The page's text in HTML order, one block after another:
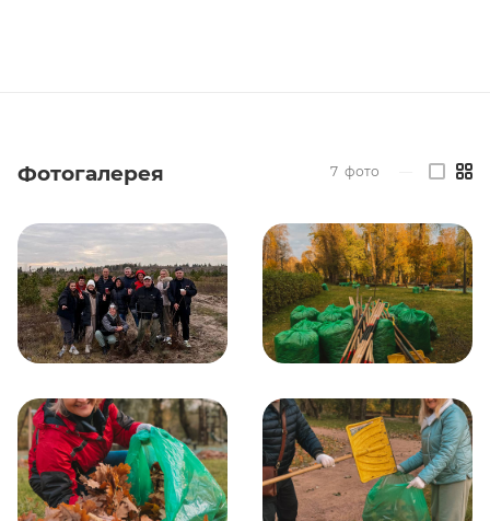
Фотогалерея 7 фото